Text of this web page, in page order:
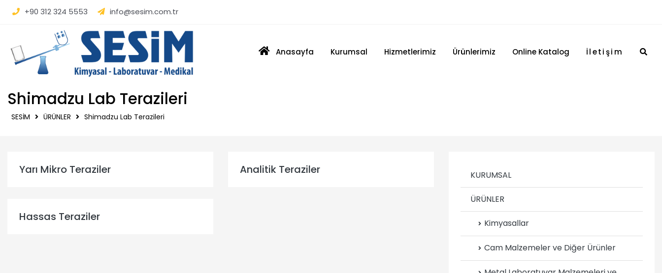
SESİM | Kimyasal - Laboratuvar - Medikal
+90 312 324 5553 info@sesim.com.tr
Anasayfa Kurumsal Hizmetlerimiz Ürünlerimiz Online Katalog İletişim
Shimadzu Lab Terazileri
SESİM ÜRÜNLER Shimadzu Lab Terazileri
Yarı Mikro Teraziler Analitik Teraziler
Hassas Teraziler
KURUMSAL
ÜRÜNLER
Kimyasallar
Cam Malzemeler ve Diğer Ürünler